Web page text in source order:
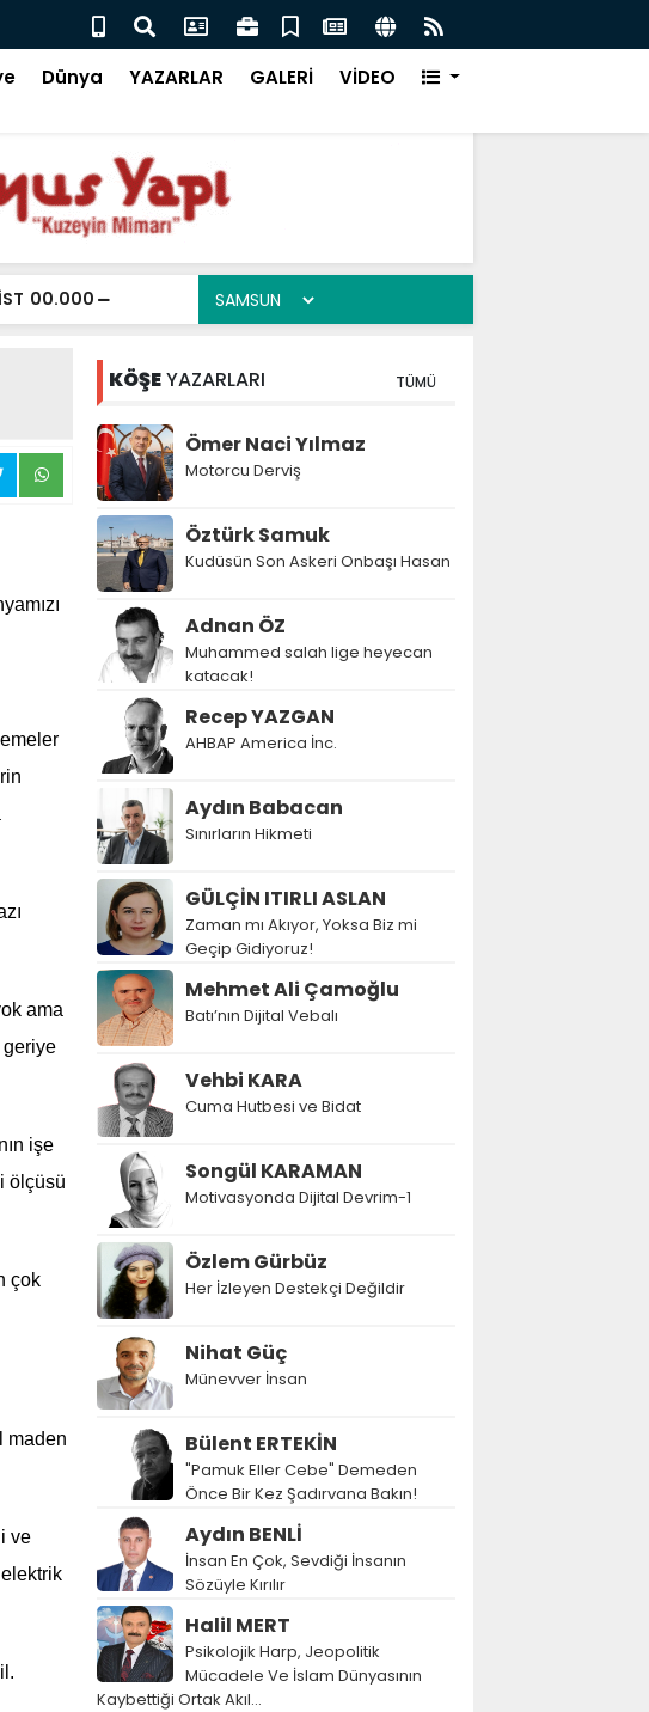
Beğeni Avcılığı, Ego Enflasyonu ve Çelişkiler Çağı
Dünya YAZARLAR GALERİ VİDEO
00.000
ama
geriye
işe
ölçüsü
çok
maden
ve
KÖŞEYAZARLARI TÜMÜ
Ömer Naci Yılmaz
Motorcu Derviş
Öztürk Samuk
Kudüsün Son Askeri Onbaşı Hasan
Adnan ÖZ
Muhammed salah lige heyecan
katacak!
Recep YAZGAN
AHBAP America İnc.
Aydın Babacan
Sınırların Hikmeti
GÜLÇİN ITIRLI ASLAN
Zaman mı Akıyor, Yoksa Biz mi
Geçip Gidiyoruz!
Mehmet Ali Çamoğlu
Batı’nın Dijital Vebalı
Vehbi KARA
Cuma Hutbesi ve Bidat
Songül KARAMAN
Motivasyonda Dijital Devrim-1
Özlem Gürbüz
Her İzleyen Destekçi Değildir
Nihat Güç
Münevver İnsan
Bülent ERTEKİN
"Pamuk Eller Cebe" Demeden
Önce Bir Kez Şadırvana Bakın!
Aydın BENLİ
İnsan En Çok, Sevdiği İnsanın
Sözüyle Kırılır
Halil MERT
Psikolojik Harp, Jeopolitik
Mücadele Ve İslam Dünyasının
Kaybettiği Ortak Akıl…